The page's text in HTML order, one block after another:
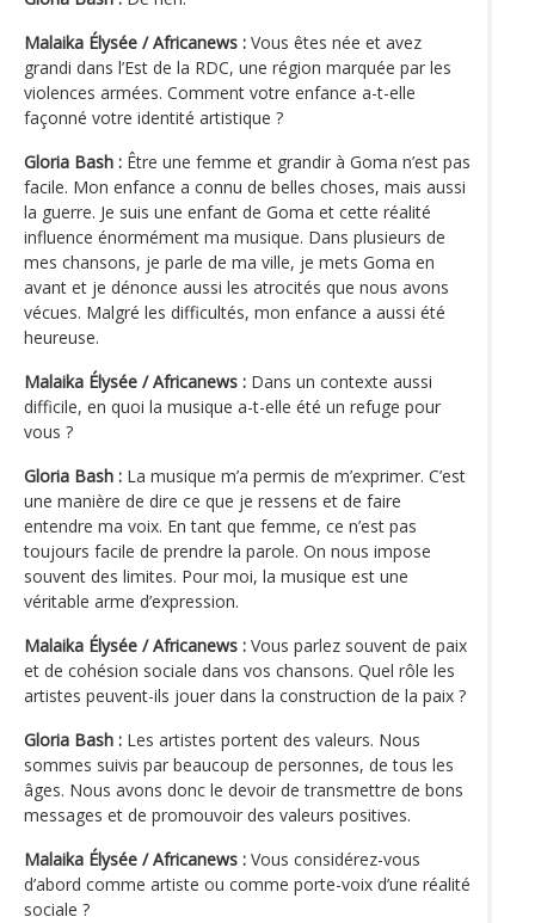
Malaika Élysée / Africanews : Vous êtes née et avez
grandi dans l’Est de la RDC, une région marquée par les
violences armées. Comment votre enfance a-t-elle
façonné votre identité artistique ?
Gloria Bash : Être une femme et grandir à Goma n’est pas
facile. Mon enfance a connu de belles choses, mais aussi
la guerre. Je suis une enfant de Goma et cette réalité
influence énormément ma musique. Dans plusieurs de
mes chansons, je parle de ma ville, je mets Goma en
avant et je dénonce aussi les atrocités que nous avons
vécues. Malgré les difficultés, mon enfance a aussi été
heureuse.
Malaika Élysée / Africanews : Dans un contexte aussi
difficile, en quoi la musique a-t-elle été un refuge pour
vous ?
Gloria Bash : La musique m’a permis de m’exprimer. C’est
une manière de dire ce que je ressens et de faire
entendre ma voix. En tant que femme, ce n’est pas
toujours facile de prendre la parole. On nous impose
souvent des limites. Pour moi, la musique est une
véritable arme d’expression.
Malaika Élysée / Africanews : Vous parlez souvent de paix
et de cohésion sociale dans vos chansons. Quel rôle les
artistes peuvent-ils jouer dans la construction de la paix ?
Gloria Bash : Les artistes portent des valeurs. Nous
sommes suivis par beaucoup de personnes, de tous les
âges. Nous avons donc le devoir de transmettre de bons
messages et de promouvoir des valeurs positives.
Malaika Élysée / Africanews : Vous considérez-vous
d’abord comme artiste ou comme porte-voix d’une réalité
sociale ?